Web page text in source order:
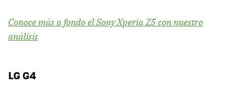
Conoce más a fondo el Sony Xperia Z5 con nuestro
análisis
LG G4